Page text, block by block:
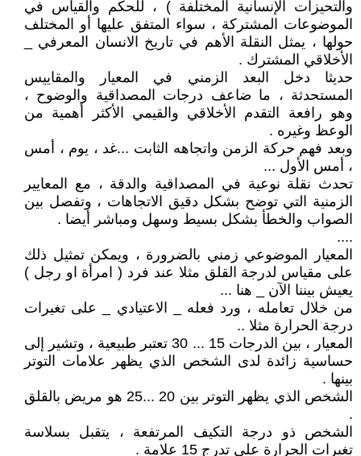
والتحيزات الإنسانية المختلفة ) ، للحكم والقياس في
الموضوعات المشتركة ، سواء المتفق عليها أو المختلف
حولها ، يمثل النقلة الأهم في تاريخ الانسان المعرفي _
الأخلاقي المشترك .
حديثا دخل البعد الزمني في المعيار والمقاييس
المستحدثة ، ما ضاعف درجات المصداقية والوضوح ،
وهو رافعة التقدم الأخلاقي والقيمي الأكثر أهمية من
الوعظ وغيره .
وبعد فهم حركة الزمن واتجاهه الثابت ...غد ، يوم ، أمس
، أمس الأول ...
تحدث نقلة نوعية في المصداقية والدقة ، مع المعايير
الزمنية التي توضح بشكل دقيق الاتجاهات ، وتفصل بين
الصواب والخطأ بشكل بسيط وسهل ومباشر أيضا .
....
المعيار الموضوعي زمني بالضرورة ، ويمكن تمثيل ذلك
على مقياس لدرجة القلق مثلا عند فرد ( امرأة او رجل )
يعيش بيننا الآن _ هنا ...
من خلال تعامله ، ورد فعله _ الاعتيادي _ على تغيرات
درجة الحرارة مثلا ..
المعيار ، بين الدرجات 15 ... 30 تعتبر طبيعية ، وتشير إلى
حساسية زائدة لدى الشخص الذي يظهر علامات التوتر
بينها .
الشخص الذي يظهر التوتر بين 20 ...25 هو مريض بالقلق
.
الشخص ذو درجة التكيف المرتفعة ، يتقبل بسلاسة
تغيرات الحرارة على تدرج 15 علامة .